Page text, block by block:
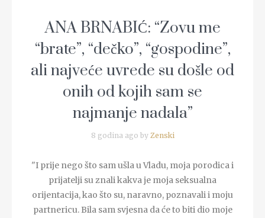
ANA BRNABIĆ: “Zovu me
“brate”, “dečko”, “gospodine”,
ali najveće uvrede su došle od
onih od kojih sam se
najmanje nadala”
8 godina ago by Zenski
"I prije nego što sam ušla u Vladu, moja porodica i
prijatelji su znali kakva je moja seksualna
orijentacija, kao što su, naravno, poznavali i moju
partnericu. Bila sam svjesna da će to biti dio moje